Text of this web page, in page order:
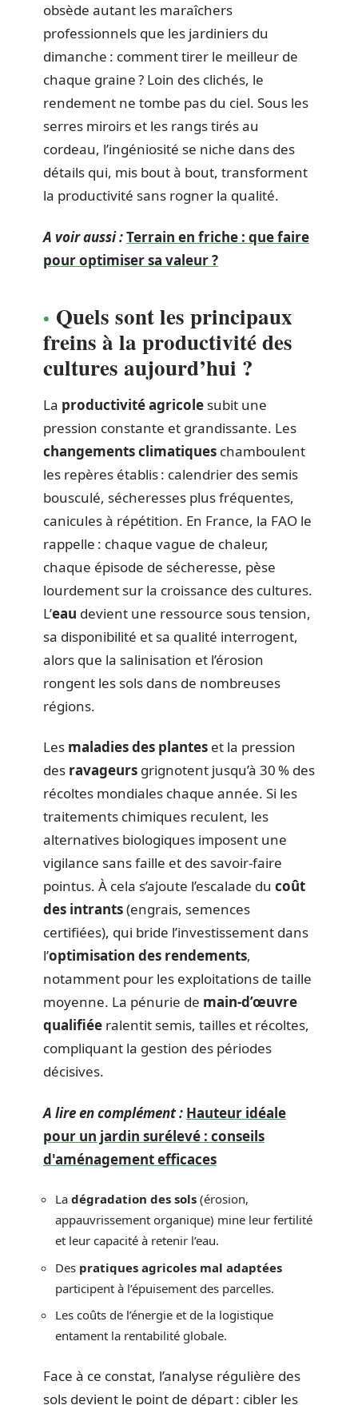
obsède autant les maraîchers
professionnels que les jardiniers du
dimanche : comment tirer le meilleur de
chaque graine ? Loin des clichés, le
rendement ne tombe pas du ciel. Sous les
serres miroirs et les rangs tirés au
cordeau, l’ingéniosité se niche dans des
détails qui, mis bout à bout, transforment
la productivité sans rogner la qualité.
A voir aussi :Terrain en friche : que faire
pour optimiser sa valeur ?
Quels sont les principaux
freins à la productivité des
cultures aujourd’hui ?
La productivité agricole subit une
pression constante et grandissante. Les
changements climatiques chamboulent
les repères établis : calendrier des semis
bousculé, sécheresses plus fréquentes,
canicules à répétition. En France, la FAO le
rappelle : chaque vague de chaleur,
chaque épisode de sécheresse, pèse
lourdement sur la croissance des cultures.
L’eau devient une ressource sous tension,
sa disponibilité et sa qualité interrogent,
alors que la salinisation et l’érosion
rongent les sols dans de nombreuses
régions.
Les maladies des plantes et la pression
des ravageurs grignotent jusqu’à 30 % des
récoltes mondiales chaque année. Si les
traitements chimiques reculent, les
alternatives biologiques imposent une
vigilance sans faille et des savoir-faire
pointus. À cela s’ajoute l’escalade du coût
des intrants(engrais, semences
certifiées), qui bride l’investissement dans
l’optimisation des rendements,
notamment pour les exploitations de taille
moyenne. La pénurie de main-d’œuvre
qualifiée ralentit semis, tailles et récoltes,
compliquant la gestion des périodes
décisives.
A lire en complément : Hauteur idéale
pour un jardin surélevé : conseils
d'aménagement efficaces
La dégradation des sols (érosion,
appauvrissement organique) mine leur fertilité
et leur capacité à retenir l’eau.
Des pratiques agricoles mal adaptées
participent à l’épuisement des parcelles.
Les coûts de l’énergie et de la logistique
entament la rentabilité globale.
Face à ce constat, l’analyse régulière des
sols devient le point de départ : cibler les